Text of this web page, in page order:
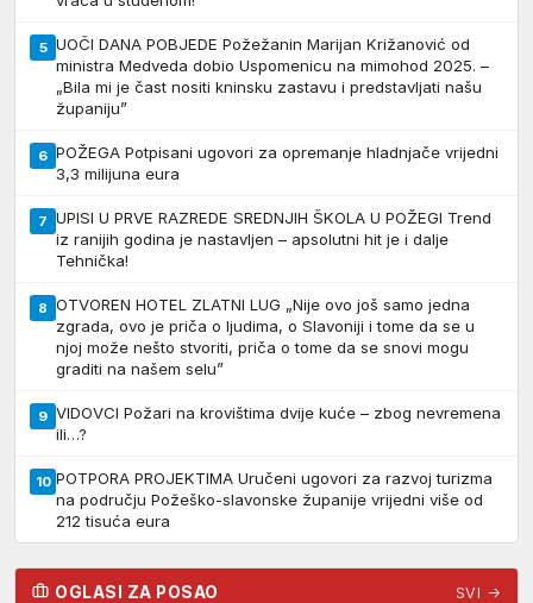
5 UOČI DANA POBJEDE Požežanin Marijan Križanović od
ministra Medveda dobio Uspomenicu na mimohod 2025. –
„Bila mi je čast nositi kninsku zastavu i predstavljati našu
županiju”
6 POŽEGA Potpisani ugovori za opremanje hladnjače vrijedni
3,3 milijuna eura
7 UPISI U PRVE RAZREDE SREDNJIH ŠKOLA U POŽEGI Trend
iz ranijih godina je nastavljen – apsolutni hit je i dalje
Tehnička!
8 OTVOREN HOTEL ZLATNI LUG „Nije ovo još samo jedna
zgrada, ovo je priča o ljudima, o Slavoniji i tome da se u
njoj može nešto stvoriti, priča o tome da se snovi mogu
graditi na našem selu”
9 VIDOVCI Požari na krovištima dvije kuće – zbog nevremena
ili…?
10 POTPORA PROJEKTIMA Uručeni ugovori za razvoj turizma
na području Požeško-slavonske županije vrijedni više od
212 tisuća eura
OGLASI ZA POSAO SVI →